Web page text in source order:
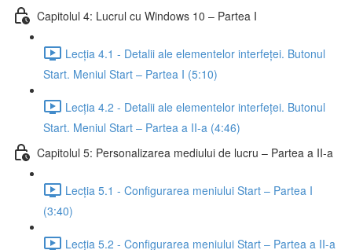
Capitolul 4: Lucrul cu Windows 10 – Partea I
Lecția 4.1 - Detalii ale elementelor interfeței. Butonul
Start. Meniul Start – Partea I (5:10)
Lecția 4.2 - Detalii ale elementelor interfeței. Butonul
Start. Meniul Start – Partea a II-a (4:46)
Capitolul 5: Personalizarea mediului de lucru – Partea a II-a
Lecția 5.1 - Configurarea meniului Start – Partea I
(3:40)
Lecția 5.2 - Configurarea meniului Start – Partea a II-a